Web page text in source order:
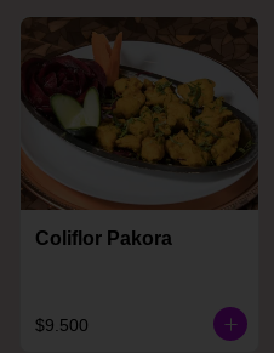
Coliflor Pakora
$9.500